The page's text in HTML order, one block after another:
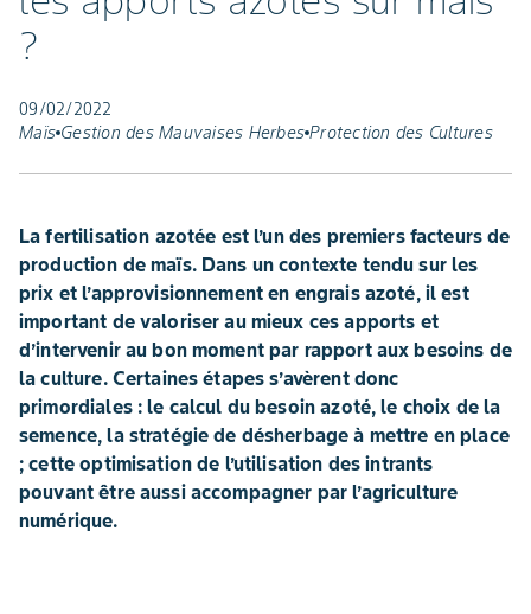
?
09/02/2022
Maïs Gestion des Mauvaises Herbes Protection des Cultures
La fertilisation azotée est l’un des premiers facteurs de
production de maïs. Dans un contexte tendu sur les
prix et l’approvisionnement en engrais azoté, il est
important de valoriser au mieux ces apports et
d’intervenir au bon moment par rapport aux besoins de
la culture. Certaines étapes s’avèrent donc
primordiales : le calcul du besoin azoté, le choix de la
semence, la stratégie de désherbage à mettre en place
; cette optimisation de l’utilisation des intrants
pouvant être aussi accompagner par l’agriculture
numérique.​